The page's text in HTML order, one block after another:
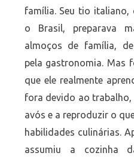
família. Seu tio italiano,
o Brasil, preparava
almoços de família,
pela gastronomia. Mas
que ele realmente
fora devido ao trabalho,
avós e a reproduzir o
habilidades culinárias.
assumiu a cozinha